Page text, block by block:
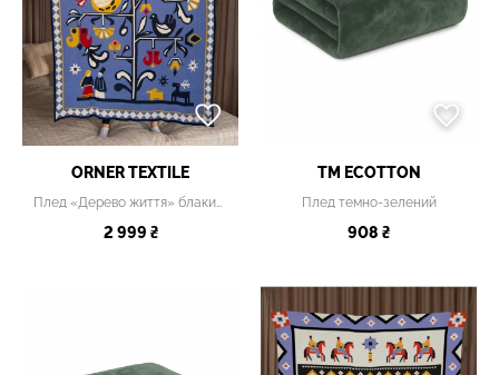
ORNER TEXTILE
Плед «Дерево життя» блакитний
2 999 ₴
TM ECOTTON
Плед темно-зелений
908 ₴